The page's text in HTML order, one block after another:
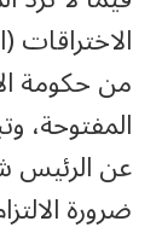
الاختراقات
من حكومة
المفتوحة،
عن الرئيس
ضرورة